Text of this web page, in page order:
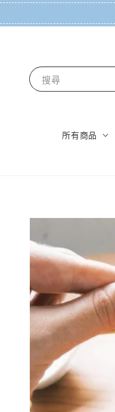
搜尋
所有商品